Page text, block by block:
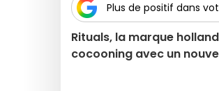
Plus de positif dans
Rituals, la marque
cocooning avec un